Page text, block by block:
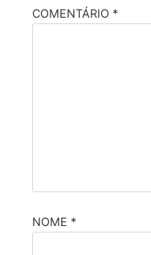
COMENTÁRIO *
NOME *